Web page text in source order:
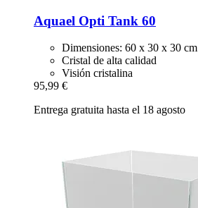
Aquael Opti Tank 60
Dimensiones: 60 x 30 x 30 cm
Cristal de alta calidad
Visión cristalina
95,99 €
Entrega gratuita hasta el 18 agosto